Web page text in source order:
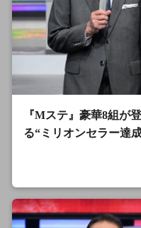
『Mステ』豪華8組が
る“ミリオンセラー達